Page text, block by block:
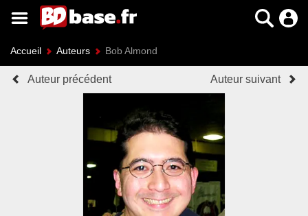
Accueil Auteurs Bob Almond
Auteur précédent Auteur suivant